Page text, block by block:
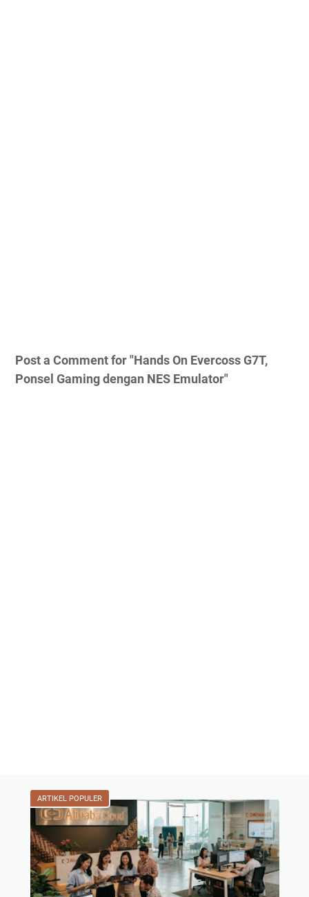
Post a Comment for "Hands On Evercoss G7T,
Ponsel Gaming dengan NES Emulator"
ARTIKEL POPULER